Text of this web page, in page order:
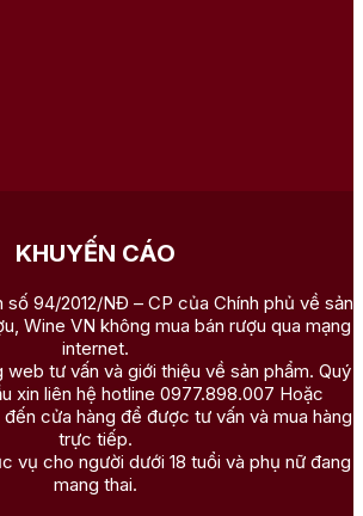
KHUYẾN CÁO
số 94/2012/NĐ – CP của Chính phủ về sản
Wine VN không mua bán rượu qua mạng
internet.
tư vấn và giới thiệu về sản phẩm. Quý
xin liên hệ hotline 0977.898.007 Hoặc
cửa hàng để được tư vấn và mua hàng
trực tiếp.
vụ cho người dưới 18 tuổi và phụ nữ đang
mang thai.